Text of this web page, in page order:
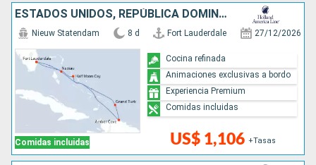
ESTADOS UNIDOS, REPÚBLICA DOMINICANA, BAHAMAS
Comidas incluidas
Nieuw Statendam 8 d Fort Lauderdale 27/12/2026
US$ 1,106 +Tasas
Cocina refinada
Animaciones exclusivas a bordo
Experiencia Premium
Comidas incluidas